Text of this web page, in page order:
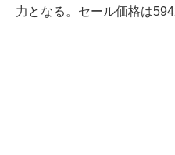
力となる。セール価格は